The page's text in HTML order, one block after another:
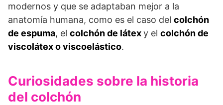
modernos y que se adaptaban mejor a la
anatomía humana, como es el caso del colchón
de espuma, el colchón de látexy el colchón de
viscolátex o viscoelástico.
Curiosidades sobre la historia
del colchón